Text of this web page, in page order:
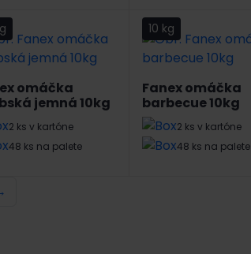
omáčka
jemná 10kg
2 ks v kartóne
48 ks na palete
10 kg
Fanex omáčka
barbecue 10kg
2 ks v kartóne
48 ks na palete